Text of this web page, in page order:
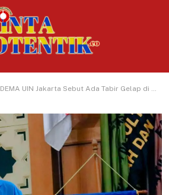
DEMA UIN Jakarta Sebut Ada Tabir Gelap di Balik Polemik Sekda Tangsel